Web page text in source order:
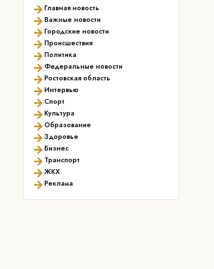
→ Главная новость
→ Важные новости
→ Городские новости
→ Происшествия
→ Политика
→ Федеральные новости
→ Ростовская область
→ Интервью
→ Спорт
→ Культура
→ Образование
→Здоровье
→ Бизнес
→ Транспорт
→ЖКХ
→ Реклама